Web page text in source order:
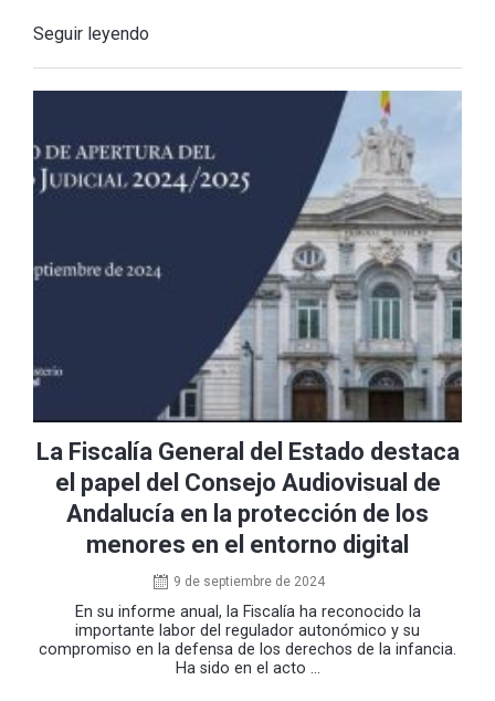
Seguir leyendo
La Fiscalía General del Estado destaca
el papel del Consejo Audiovisual de
Andalucía en la protección de los
menores en el entorno digital
9 de septiembre de 2024
En su informe anual, la Fiscalía ha reconocido la
importante labor del regulador autonómico y su
compromiso en la defensa de los derechos de la infancia.
Ha sido en el acto ...